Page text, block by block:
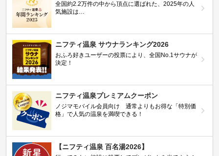
全国約2.2万件の中から頂点に選ばれた、2025年の人
気施設は…
ニフティ温泉 サウナランキング2026
おふろ好きユーザーの投票により、全国No.1サウナが
決定！
ニフティ温泉プレミアムクーポン
ノジマモバイル会員向け 通常よりもお得な「特別価
格」で人気の温泉を満喫できる！
【ニフティ温泉 百名湯2026】